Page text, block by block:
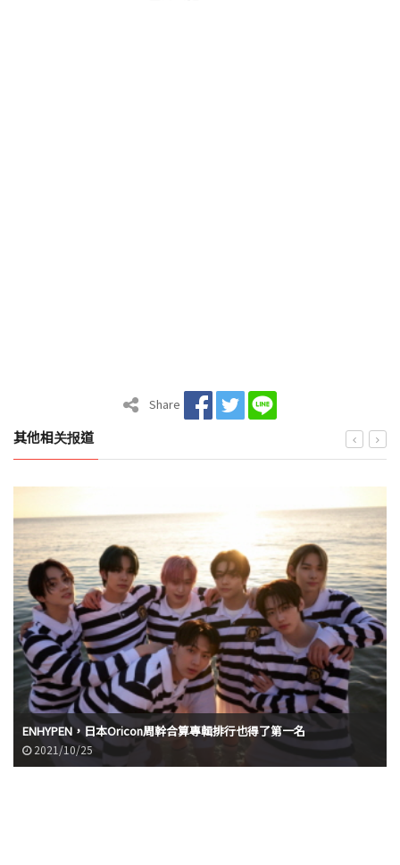
Share
其他相关报道
ENHYPEN，日本Oricon周幹合算專輯排行也得了第一名
2021/10/25